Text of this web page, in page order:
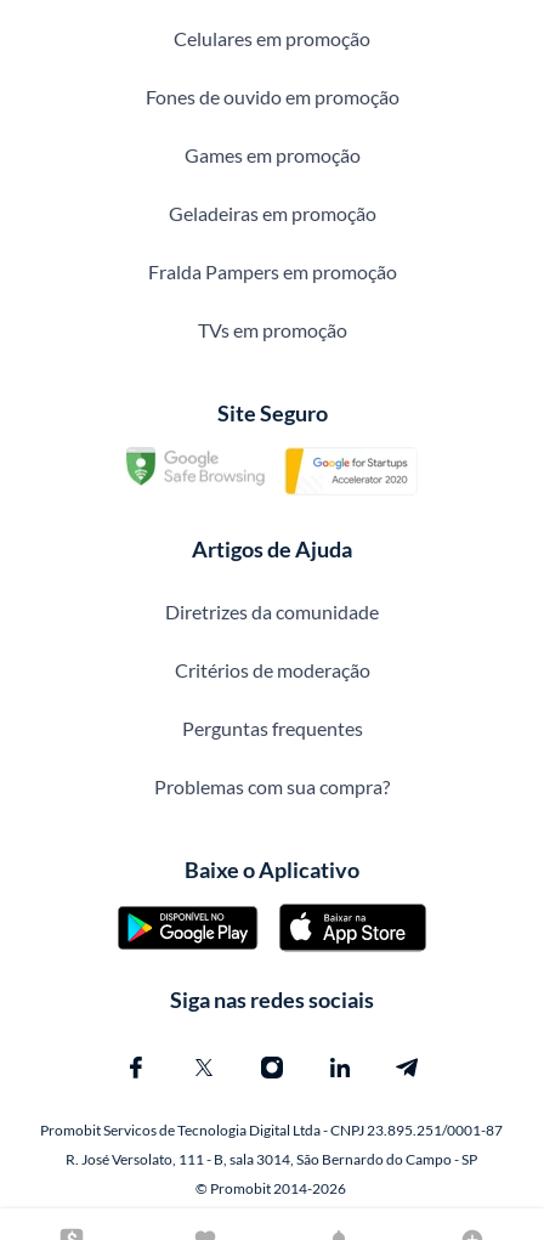
Celulares em promoção
Fones de ouvido em promoção
Games em promoção
Geladeiras em promoção
Fralda Pampers em promoção
TVs em promoção
Site Seguro
Artigos de Ajuda
Diretrizes da comunidade
Critérios de moderação
Perguntas frequentes
Problemas com sua compra?
Baixe o Aplicativo
Siga nas redes sociais
Promobit Servicos de Tecnologia Digital Ltda - CNPJ 23.895.251/0001-87
R. José Versolato, 111 - B, sala 3014, São Bernardo do Campo - SP
© Promobit 2014-2026